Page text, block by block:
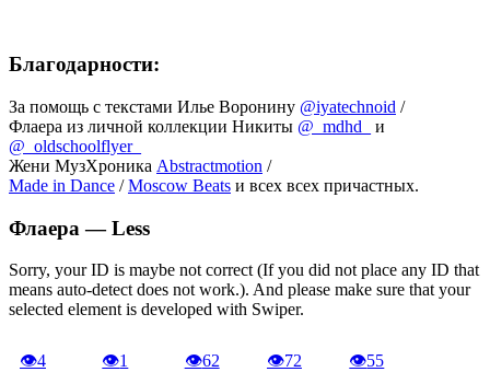
Благодарности:
За помощь с текстами Илье Воронину @iyatechnoid /
Флаера из личной коллекции Никиты @_mdhd_
и
@_oldschoolflyer_
Жени МузХроника Abstractmotion /
Made in Dance /Moscow Beats и всех всех причастных.
Флаера —Less
Sorry, your ID is maybe not correct (If you did not place any ID that
means auto-detect does not work.). And please make sure that your
selected element is developed with Swiper.
👁4 👁1 👁62 👁72 👁55